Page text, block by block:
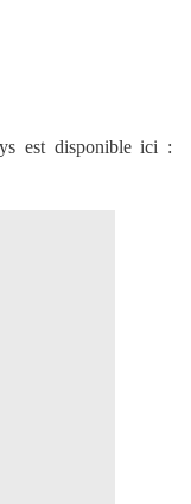
est disponible ici :